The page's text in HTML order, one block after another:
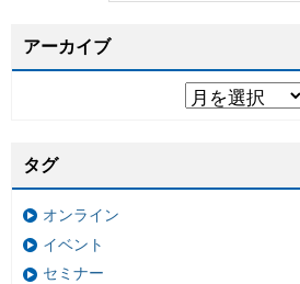
アーカイブ
タグ
オンライン
イベント
セミナー